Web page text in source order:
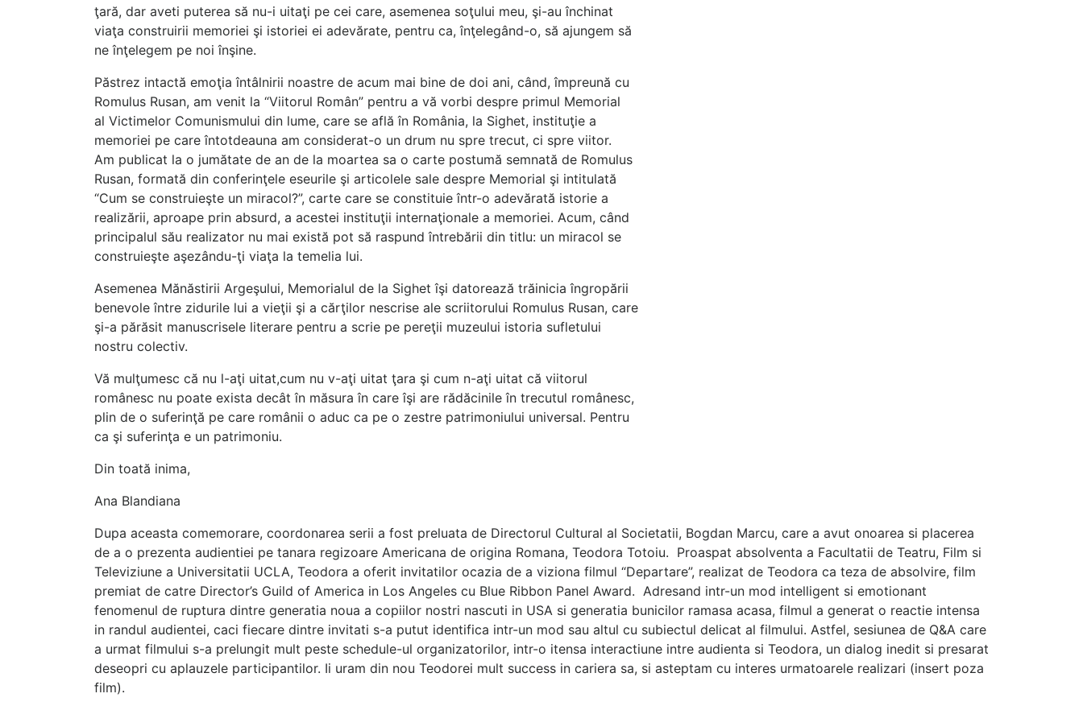
ţară, dar aveti puterea să nu-i uitaţi pe cei care, asemenea soţului meu, şi-au închinat
viaţa construirii memoriei şi istoriei ei adevărate, pentru ca, înţelegând-o, să ajungem să
ne înţelegem pe noi înşine.
Păstrez intactă emoţia întâlnirii noastre de acum mai bine de doi ani, când, împreună cu
Romulus Rusan, am venit la “Viitorul Român” pentru a vă vorbi despre primul Memorial
al Victimelor Comunismului din lume, care se află în România, la Sighet, instituţie a
memoriei pe care întotdeauna am considerat-o un drum nu spre trecut, ci spre viitor.
Am publicat la o jumătate de an de la moartea sa o carte postumă semnată de Romulus
Rusan, formată din conferinţele eseurile şi articolele sale despre Memorial şi intitulată
“Cum se construieşte un miracol?”, carte care se constituie într-o adevărată istorie a
realizării, aproape prin absurd, a acestei instituţii internaţionale a memoriei. Acum, când
principalul său realizator nu mai există pot să raspund întrebării din titlu: un miracol se
construieşte aşezându-ţi viaţa la temelia lui.
Asemenea Mănăstirii Argeşului, Memorialul de la Sighet îşi datorează trăinicia îngropării
benevole între zidurile lui a vieţii şi a cărţilor nescrise ale scriitorului Romulus Rusan, care
şi-a părăsit manuscrisele literare pentru a scrie pe pereţii muzeului istoria sufletului
nostru colectiv.
Vă mulţumesc că nu l-aţi uitat,cum nu v-aţi uitat ţara şi cum n-aţi uitat că viitorul
românesc nu poate exista decât în măsura în care îşi are rădăcinile în trecutul românesc,
plin de o suferinţă pe care românii o aduc ca pe o zestre patrimoniului universal. Pentru
ca şi suferinţa e un patrimoniu.
Din toată inima,
Ana Blandiana
Dupa aceasta comemorare, coordonarea serii a fost preluata de Directorul Cultural al Societatii, Bogdan Marcu, care a avut onoarea si placerea
de a o prezenta audientiei pe tanara regizoare Americana de origina Romana, Teodora Totoiu. Proaspat absolventa a Facultatii de Teatru, Film si
Televiziune a Universitatii UCLA, Teodora a oferit invitatilor ocazia de a viziona filmul “Departare”, realizat de Teodora ca teza de absolvire, film
premiat de catre Director’s Guild of America in Los Angeles cu Blue Ribbon Panel Award. Adresand intr-un mod intelligent si emotionant
fenomenul de ruptura dintre generatia noua a copiilor nostri nascuti in USA si generatia bunicilor ramasa acasa, filmul a generat o reactie intensa
in randul audientei, caci fiecare dintre invitati s-a putut identifica intr-un mod sau altul cu subiectul delicat al filmului. Astfel, sesiunea de Q&A care
a urmat filmului s-a prelungit mult peste schedule-ul organizatorilor, intr-o itensa interactiune intre audienta si Teodora, un dialog inedit si presarat
deseopri cu aplauzele participantilor. Ii uram din nou Teodorei mult success in cariera sa, si asteptam cu interes urmatoarele realizari (insert poza
film).